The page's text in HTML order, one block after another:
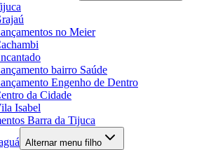
no Meier
bairro Saúde
Engenho de Dentro
da Cidade
Isabel
Barra da Tijuca
Alternar menu filho